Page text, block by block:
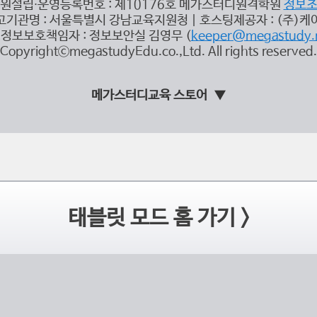
설립∙운영등록번호 : 제10176호 메가스터디원격학원 정보
기관명 : 서울특별시 강남교육지원청 | 호스팅제공자 : (주)케
보보호책임자 : 정보보안실 김영무 (
CopyrightⓒmegastudyEdu.co.,Ltd. All rights reserved.
메가스터디교육 스토어
태블릿 모드 홈 가기 >